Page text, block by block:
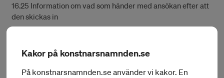
16.25 Information om vad som händer med ansökan efter att
den skickas in
Kakor på konstnarsnamnden.se
På konstnarsnamnden.se använder vi kakor. En